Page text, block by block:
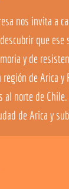
nos invita a
que ese
y de
de Arica y
al norte de Chile.
de Arica y